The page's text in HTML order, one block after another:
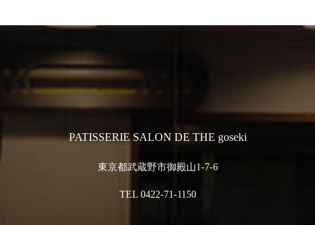
PATISSERIE SALON DE THE goseki
東京都武蔵野市御殿山1-7-6
TEL 0422-71-1150